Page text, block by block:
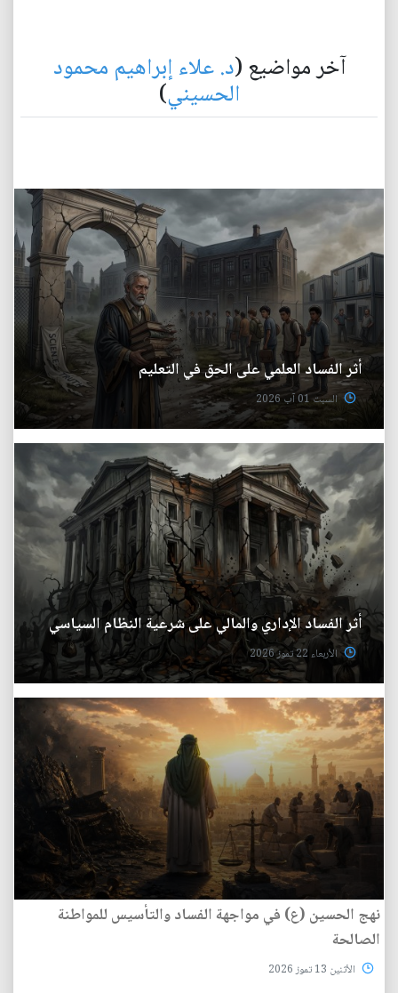
آخر مواضيع (د. علاء إبراهيم محمود
الحسيني)
أثر الفساد العلمي على الحق في التعليم
السبت 01 آب 2026
أثر الفساد الإداري والمالي على شرعية النظام السياسي
الأربعاء 22 تموز 2026
نهج الحسين (ع) في مواجهة الفساد والتأسيس للمواطنة
الصالحة
الأثنين 13 تموز 2026